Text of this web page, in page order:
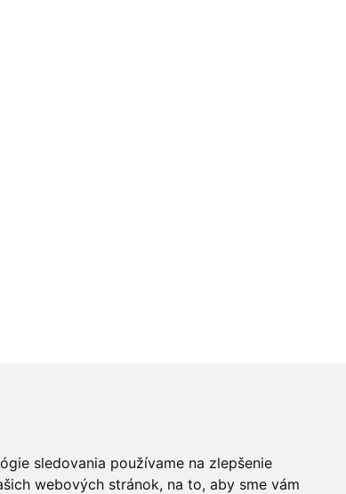
sledovania používame na zlepšenie
webových stránok, na to, aby sme vám